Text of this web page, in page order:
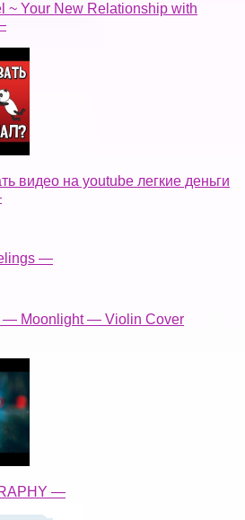
~ Your New Relationship with
видео на youtube легкие деньги
—
— Moonlight — Violin Cover
—